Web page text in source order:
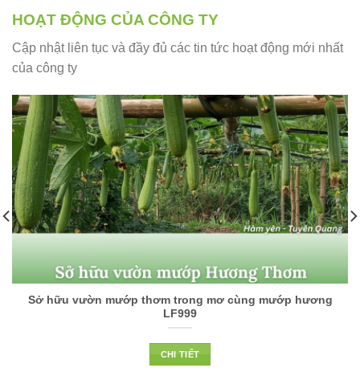
Cập nhật liên tục và đầy đủ các tin tức hoạt động mới nhất
của công ty
Sở hữu vườn mướp thơm trong mơ cùng mướp hương